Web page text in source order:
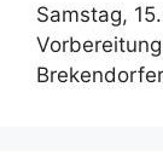
Samstag,